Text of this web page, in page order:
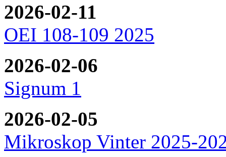
2026-02-11
OEI 108-109 2025
2026-02-06
Signum 1
2026-02-05
Mikroskop Vinter 2025-